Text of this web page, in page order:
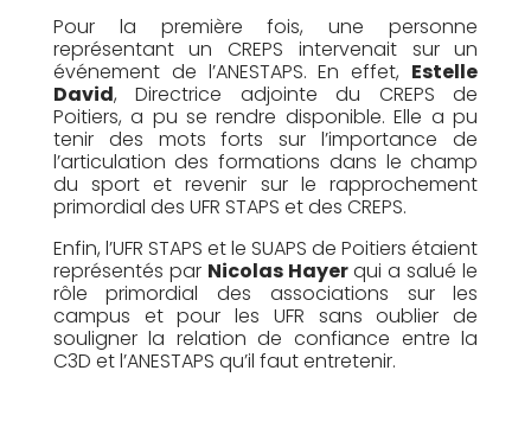
Pour la première fois, une personne
représentant un CREPS intervenait sur un
événement de l’ANESTAPS. En effet, Estelle
David, Directrice adjointe du CREPS de
Poitiers, a pu se rendre disponible. Elle a pu
tenir des mots forts sur l’importance de
l’articulation des formations dans le champ
du sport et revenir sur le rapprochement
primordial des UFR STAPS et des CREPS.
Enfin, l’UFR STAPS et le SUAPS de Poitiers étaient
représentés par Nicolas Hayerqui a salué le
rôle primordial des associations sur les
campus et pour les UFR sans oublier de
souligner la relation de confiance entre la
C3D et l’ANESTAPS qu’il faut entretenir.